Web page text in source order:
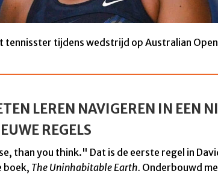
tennisster tijdens wedstrijd op Australian
LEREN NAVIGEREN IN EEN
REGELS
than you think." Dat is de eerste regel in
boek, The Uninhabitable Earth. Onderbouwd